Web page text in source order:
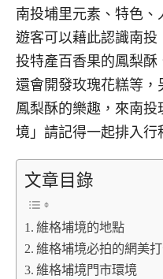
南投埔里元素、特色
遊客可以藉此認識南
投特產百香果的鳳梨酥
還會開發玫瑰花糕等
鳳梨酥的樂趣，來南
境」請記得一起排入行
文章目錄
維格埔境的地點
維格埔境必拍的網美
維格埔境門市環境